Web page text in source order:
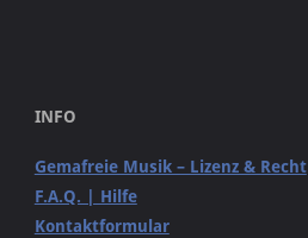
INFO
Gemafreie Musik – Lizenz & Recht
F.A.Q. | Hilfe
Kontaktformular